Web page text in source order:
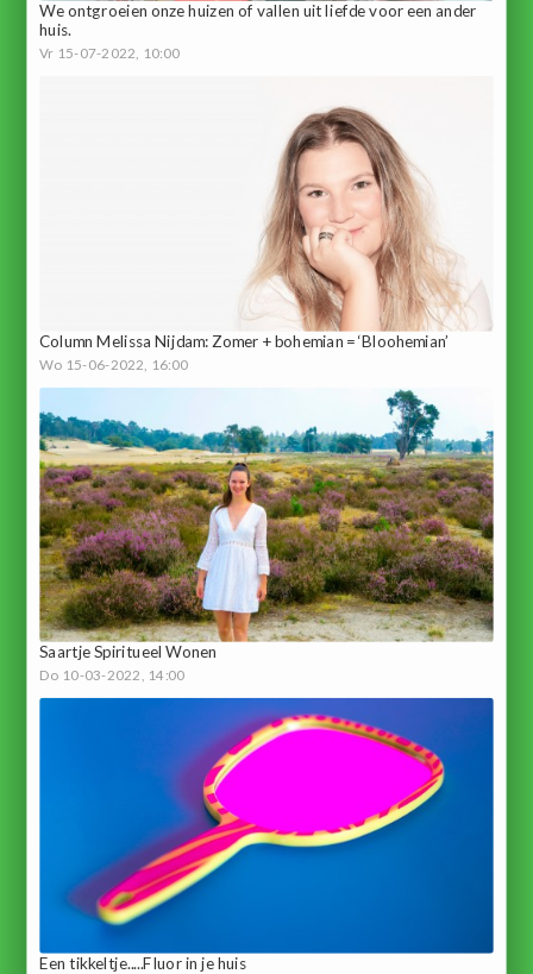
We ontgroeien onze huizen of vallen uit liefde voor een ander
huis.
Vr 15-07-2022, 10:00
Column Melissa Nijdam: Zomer + bohemian = ‘Bloohemian’
Wo 15-06-2022, 16:00
Saartje Spiritueel Wonen
Do 10-03-2022, 14:00
Een tikkeltje.....Fluor in je huis